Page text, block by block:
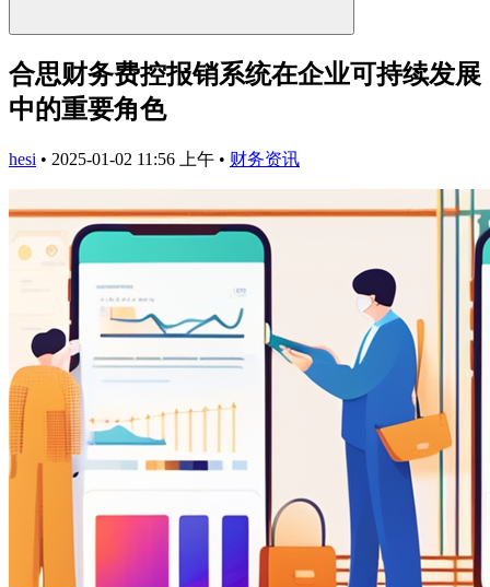
合思财务费控报销系统在企业可持续发展
中的重要角色
hesi • 2025-01-02 11:56 上午 • 财务资讯